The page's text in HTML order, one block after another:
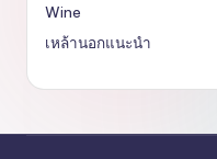
Wine
เหล้านอกแนะนำ